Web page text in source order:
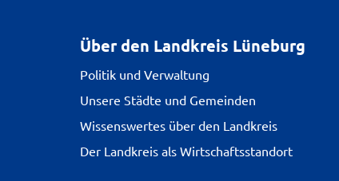
Über den Landkreis Lüneburg
Politik und Verwaltung
Unsere Städte und Gemeinden
Wissenswertes über den Landkreis
Der Landkreis als Wirtschaftsstandort